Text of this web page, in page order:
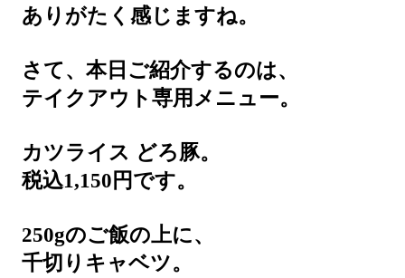
ありがたく感じますね。
さて、本日ご紹介するのは、
テイクアウト専用メニュー。
カツライス どろ豚。
税込1,150円です。
250gのご飯の上に、
千切りキャベツ。